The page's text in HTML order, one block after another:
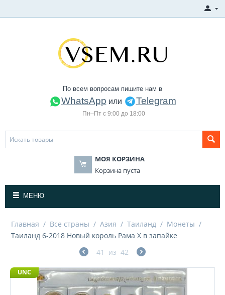
По всем вопросам пишите нам в
WhatsApp или Telegram
Пн–Пт с 9:00 до 18:00
МОЯ КОРЗИНА
Корзина пуста
МЕНЮ
Главная / Все страны / Азия / Таиланд / Монеты /
Таиланд 6-2018 Новый король Рама X в запайке
41
из 42
UNC